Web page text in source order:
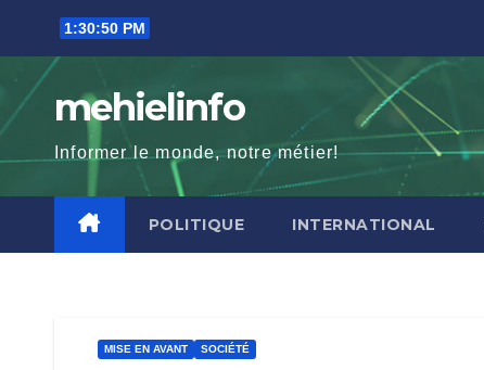
content
1:30:51 PM
mehielinfo
Informer le monde, notre métier!
POLITIQUE INTERNATIONAL
MISE EN AVANT SOCIÉTÉ